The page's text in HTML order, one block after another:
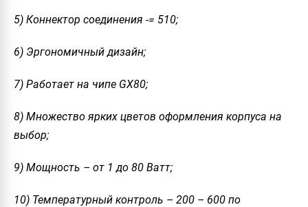
5) Коннектор соединения -= 510;
6) Эргономичный дизайн;
7) Работает на чипе GX80;
8) Множество ярких цветов оформления корпуса на
выбор;
9) Мощность – от 1 до 80 Ватт;
10) Температурный контроль – 200 – 600 по